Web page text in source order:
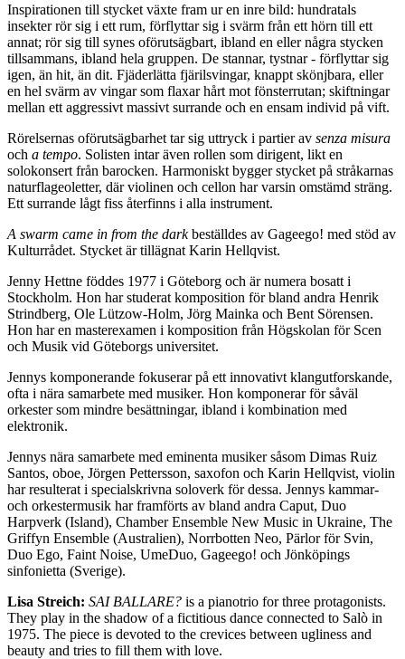
Inspirationen till stycket växte fram ur en inre bild: hundratals
insekter rör sig i ett rum, förflyttar sig i svärm från ett hörn till ett
annat; rör sig till synes oförutsägbart, ibland en eller några stycken
tillsammans, ibland hela gruppen. De stannar, tystnar - förflyttar sig
igen, än hit, än dit. Fjäderlätta fjärilsvingar, knappt skönjbara, eller
en hel svärm av vingar som flaxar hårt mot fönsterrutan; skiftningar
mellan ett aggressivt massivt surrande och en ensam individ på vift.
Rörelsernas oförutsägbarhet tar sig uttryck i partier av senza misura
och a tempo. Solisten intar även rollen som dirigent, likt en
solokonsert från barocken. Harmoniskt bygger stycket på stråkarnas
naturflageoletter, där violinen och cellon har varsin omstämd sträng.
Ett surrande lågt fiss återfinns i alla instrument.
A swarm came in from the darkbeställdes av Gageego! med stöd av
Kulturrådet. Stycket är tillägnat Karin Hellqvist.
Jenny Hettne föddes 1977 i Göteborg och är numera bosatt i
Stockholm. Hon har studerat komposition för bland andra Henrik
Strindberg, Ole Lützow-Holm, Jörg Mainka och Bent Sörensen.
Hon har en masterexamen i komposition från Högskolan för Scen
och Musik vid Göteborgs universitet.
Jennys komponerande fokuserar på ett innovativt klangutforskande,
ofta i nära samarbete med musiker. Hon komponerar för såväl
orkester som mindre besättningar, ibland i kombination med
elektronik.
Jennys nära samarbete med eminenta musiker såsom Dimas Ruiz
Santos, oboe, Jörgen Pettersson, saxofon och Karin Hellqvist, violin
har resulterat i specialskrivna soloverk för dessa. Jennys kammar-
och orkestermusik har framförts av bland andra Caput, Duo
Harpverk (Island), Chamber Ensemble New Music in Ukraine, The
Griffyn Ensemble (Australien), Norrbotten Neo, Pärlor för Svin,
Duo Ego, Faint Noise, UmeDuo, Gageego! och Jönköpings
sinfonietta (Sverige).
Lisa Streich: SAI BALLARE? is a pianotrio for three protagonists.
They play in the shadow of a fictitious dance connected to Salò in
1975. The piece is devoted to the crevices between ugliness and
beauty and tries to fill them with love.